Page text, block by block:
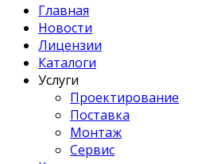
Главная
Новости
Лицензии
Каталоги
Услуги
Проектирование
Поставка
Монтаж
Сервис